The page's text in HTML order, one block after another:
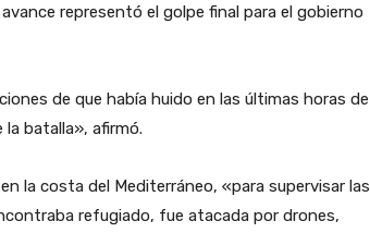
representó el golpe final para el gobierno
de que había huido en las últimas horas de
batalla», afirmó.
la costa del Mediterráneo, «para supervisar las
refugiado, fue atacada por drones,